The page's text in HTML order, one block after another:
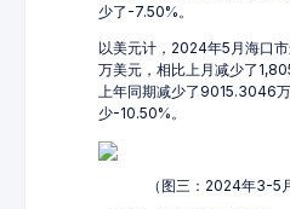
少了-7.50%。
以美元计，2024年5月海口
万美元，相比上月减少了
上年同期减少了9015.3046
少-10.50%。
（图三：2024年3-5